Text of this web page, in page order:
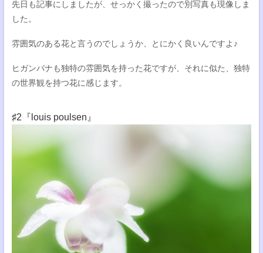
先日も記事にしましたが、せっかく撮ったので別写真も現像しま
した。
雰囲気のある花と言うのでしょうか、とにかく良いんですよ♪
ヒガンバナも独特の雰囲気を持った花ですが、それに似た、独特
の世界観を持つ花に感じます。
♯2『louis poulsen』